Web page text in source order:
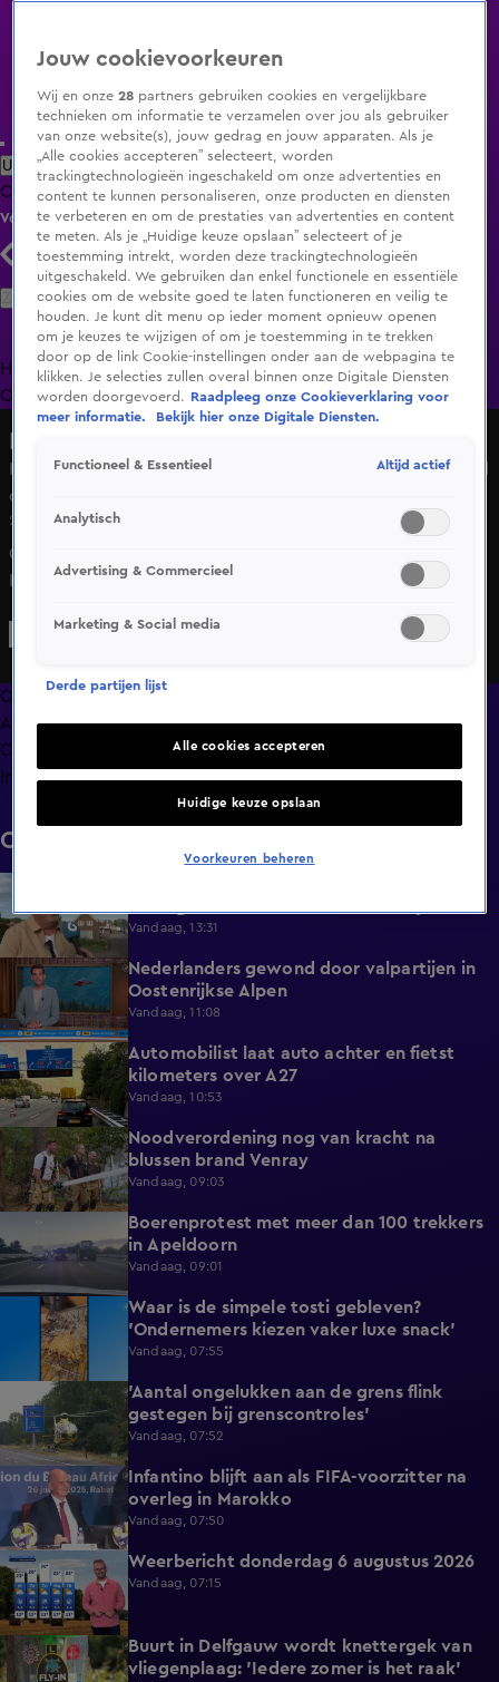
Uitzending Gemist Populaire programma's Zenders Genres
ClipsFilmsRadioSmart TV inlogShop
Volg KIJK
Zoeken
HomeUitzending Gemist Programma's De Bondgenoten
OranjezomerLivestreamsShop
Huwelijken op de snelweg: twintig stellen geven jawoord
op de A10
21 juni 2025, 15:52
Op de Ring in Amsterdam heeft burgemeester Femke
Halsema het eerste huwelijk van de dag voltrokken.
Eenjes en de 28-jarige Regina Omta elkaar het jawoord.
Overzicht
Afleveringen
Clips
Info
Clips
2:14
Vandaag, 13:31
0:34
Nederlanders gewond door valpartijen in
Oostenrijkse Alpen
Vandaag, 11:08
0:39
Automobilist laat auto achter en fietst
kilometers over A27
Vandaag, 10:53
1:14
Noodverordening nog van kracht na
blussen brand Venray
Vandaag, 09:03
Boerenprotest met meer dan 100 trekkers
in Apeldoorn
Vandaag, 09:01
Waar is de simpele tosti gebleven?
'Ondernemers kiezen vaker luxe snack'
Vandaag, 07:55
'Aantal ongelukken aan de grens flink
gestegen bij grenscontroles'
Vandaag, 07:52
0:29
Infantino blijft aan als FIFA-voorzitter na
overleg in Marokko
Vandaag, 07:50
2:20 Weerbericht donderdag 6 augustus 2026
Vandaag, 07:15
2:07
Buurt in Delfgauw wordt knettergek van
vliegenplaag: 'Iedere zomer is het raak'
Jouw cookievoorkeuren
Wij en onze28 partners gebruiken cookies en vergelijkbare
technieken om informatie te verzamelen over jou als gebruiker
van onze website(s), jouw gedrag en jouw apparaten. Als je
„Alle cookies accepteren” selecteert, worden
trackingtechnologieën ingeschakeld om onze advertenties en
content te kunnen personaliseren, onze producten en diensten
te verbeteren en om de prestaties van advertenties en content
te meten. Als je „Huidige keuze opslaan” selecteert of je
toestemming intrekt, worden deze trackingtechnologieën
uitgeschakeld. We gebruiken dan enkel functionele en essentiële
cookies om de website goed te laten functioneren en veilig te
houden. Je kunt dit menu op ieder moment opnieuw openen
om je keuzes te wijzigen of om je toestemming in te trekken
door op de link Cookie-instellingen onder aan de webpagina te
klikken. Je selecties zullen overal binnen onze Digitale Diensten
worden doorgevoerd.
Raadpleeg onze Cookieverklaring voor
meer informatie.
Bekijk hier onze Digitale Diensten.
Functioneel & Essentieel Altijd actief
Analytisch
Advertising & Commercieel
Marketing & Social media
Derde partijen lijst
Alle cookies accepteren
Huidige keuze opslaan
Voorkeuren beheren